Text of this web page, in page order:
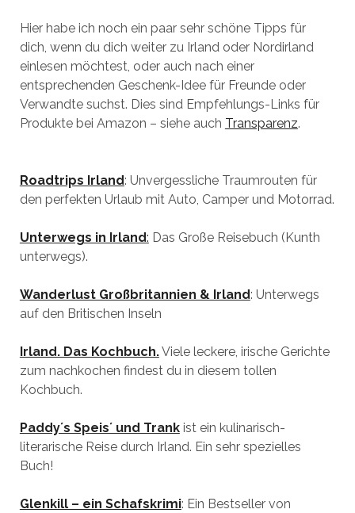
Hier habe ich noch ein paar sehr schöne Tipps für
dich, wenn du dich weiter zu Irland oder Nordirland
einlesen möchtest, oder auch nach einer
entsprechenden Geschenk-Idee für Freunde oder
Verwandte suchst. Dies sind Empfehlungs-Links für
Produkte bei Amazon – siehe auch Transparenz.
Roadtrips Irland: Unvergessliche Traumrouten für
den perfekten Urlaub mit Auto, Camper und Motorrad.
Unterwegs in Irland: Das Große Reisebuch (Kunth
unterwegs).
Wanderlust Großbritannien & Irland: Unterwegs
auf den Britischen Inseln
Irland. Das Kochbuch.Viele leckere, irische Gerichte
zum nachkochen findest du in diesem tollen
Kochbuch.
Paddy´s Speis´ und Trankist ein kulinarisch-
literarische Reise durch Irland. Ein sehr spezielles
Buch!
Glenkill – ein Schafskrimi: Ein Bestseller von